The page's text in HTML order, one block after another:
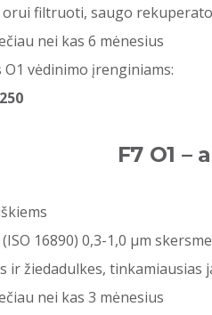
orui filtruoti, saugo
nei kas 6 mėnesius
O1 vėdinimo įrenginiams:
F7 O1
(ISO 16890) 0,3-1,0 μm
ir žiedadulkes,
nei kas 3 mėnesius